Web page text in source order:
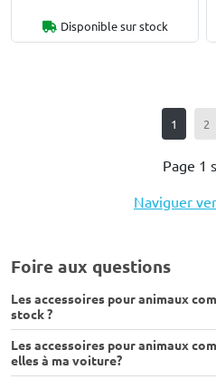
Disponible sur stock
1 2
Page 1
Naviguer
Foire aux questions
Les accessoires pour animaux
stock ?
Les accessoires pour animaux
elles à ma voiture?